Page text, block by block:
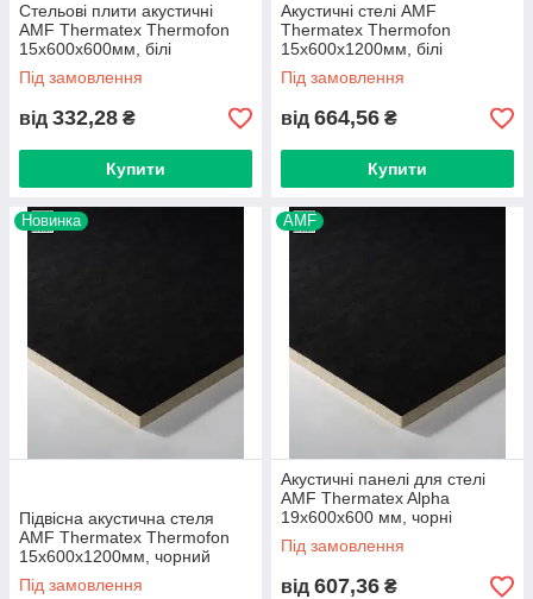
Стельові плити акустичні
AMF Thermatex Thermofon
15х600х600мм, білі
Під замовлення
від 332,28 ₴
Купити
Акустичні стелі AMF
Thermatex Thermofon
15х600х1200мм, білі
Під замовлення
від 664,56 ₴
Купити
Новинка
Підвісна акустична стеля
AMF Thermatex Thermofon
15х600х1200мм, чорний
Під замовлення
AMF
Акустичні панелі для стелі
AMF Thermatex Alpha
19х600х600 мм, чорні
Під замовлення
від 607,36 ₴